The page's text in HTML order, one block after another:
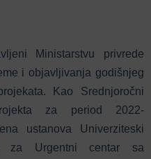
Ministarstvu privrede
i objavljivanja godišnjeg
Kao Srednjoročni
za period 2022-
ustanova Univerziteski
za Urgentni centar sa